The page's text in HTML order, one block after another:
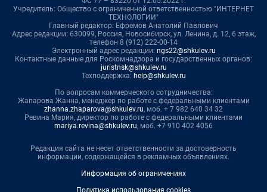
Учредитель: Общество с ограниченной ответственностью "ИНТЕРНЕТ
ТЕХНОЛОГИИ"
Главный редактор: Ефремов Анатолий Павлович
Адрес редакции: 630099, Россия, Новосибирск, ул. Ленина, д. 12, 6 этаж,
телефон 8 (912) 222-00-14
Электронный адрес редакции: ngs22@shkulev.ru
Контактные данные для Роскомнадзора и государственных органов:
juristnsk@shkulev.ru
Техподдержка: help@shkulev.ru
По вопросам коммерческого сотрудничества:
Жапарова Жанна, менеджер по работе с федеральными клиентами
zhanna.zhaparova@shkulev.ru, моб. + 7 982 640 34 32
Ревина Мария, директор по работе с федеральными клиентами
mariya.revina@shkulev.ru, моб. +7 910 402 4056
Редакция сайта не несет ответственности за достоверность
информации, содержащейся в рекламных объявлениях.
Информация об ограничениях
Политика использования cookies